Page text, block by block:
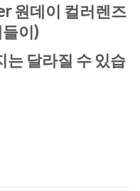
원데이 컬러렌즈
이)
는 달라질 수 있습